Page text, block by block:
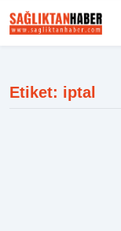
Etiket: iptal